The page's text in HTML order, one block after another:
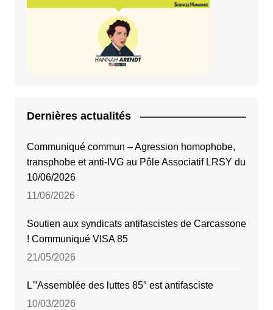
Dernières actualités
Communiqué commun – Agression homophobe,
transphobe et anti-IVG au Pôle Associatif LRSY du
10/06/2026
11/06/2026
Soutien aux syndicats antifascistes de Carcassone
! Communiqué VISA 85
21/05/2026
L'”Assemblée des luttes 85″ est antifasciste
10/03/2026